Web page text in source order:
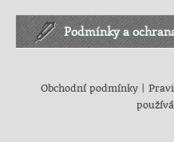
Podmínky a
Obchodní podmínky|